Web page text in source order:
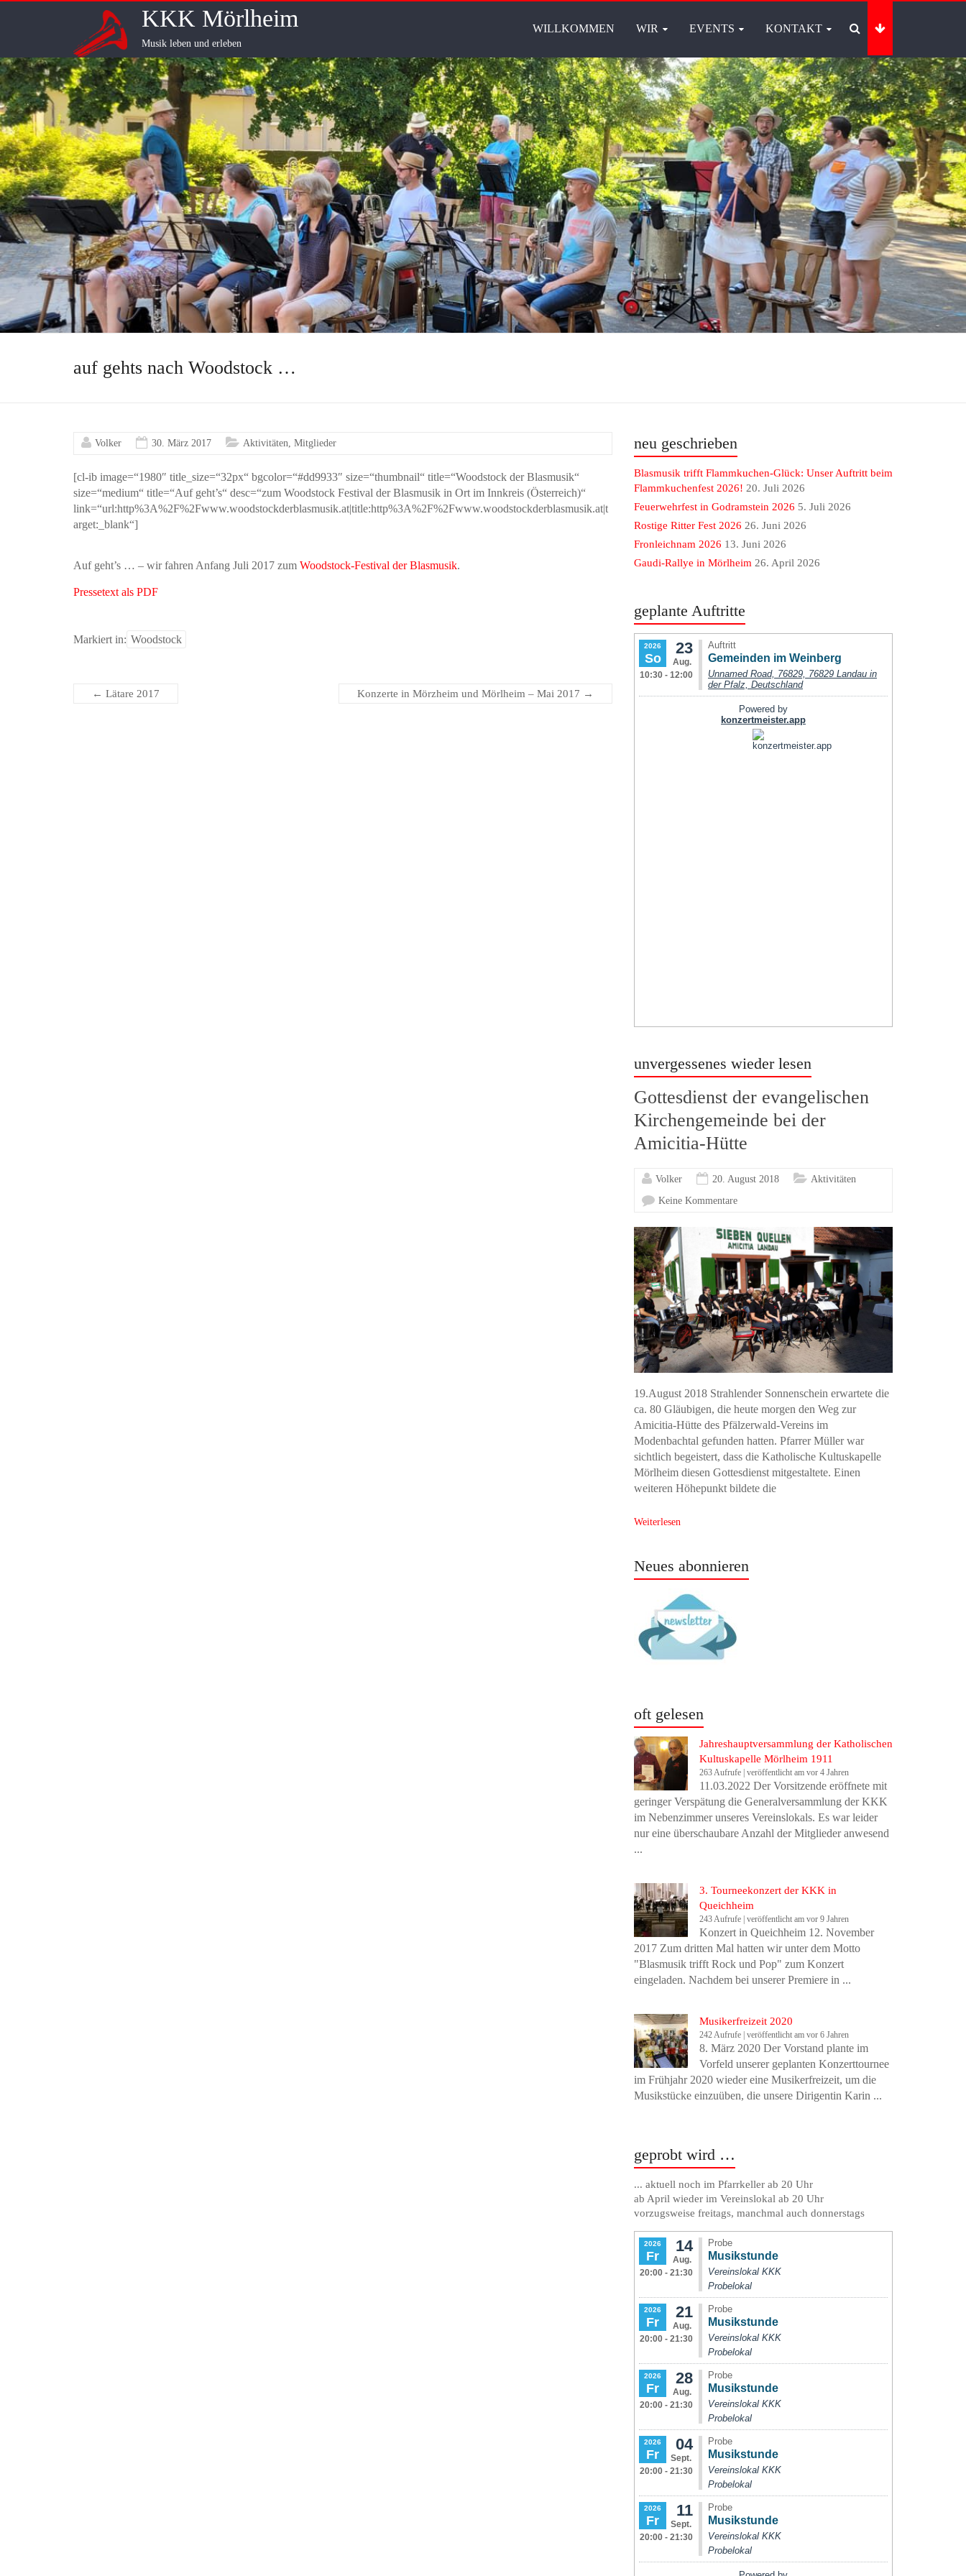
KKK Mörlheim
Musik leben und erleben
WILLKOMMEN WIR EVENTS KONTAKT
auf gehts nach Woodstock …
Volker 30. März 2017 Aktivitäten, Mitglieder
[cl-ib image=“1980″ title_size=“32px“ bgcolor=“#dd9933″ size=“thumbnail“ title=“Woodstock der Blasmusik“
size=“medium“ title=“Auf geht’s“ desc=“zum Woodstock Festival der Blasmusik in Ort im Innkreis (Österreich)“
link=“url:http%3A%2F%2Fwww.woodstockderblasmusik.at|title:http%3A%2F%2Fwww.woodstockderblasmusik.at|t
arget:_blank“]
Auf geht’s … – wir fahren Anfang Juli 2017 zum Woodstock-Festival der Blasmusik.
Pressetext als PDF
Markiert in: Woodstock
← Lätare 2017 Konzerte in Mörzheim und Mörlheim – Mai 2017 →
neu geschrieben
Blasmusik trifft Flammkuchen-Glück: Unser Auftritt beim
Flammkuchenfest 2026! 20. Juli 2026
Feuerwehrfest in Godramstein 2026 5. Juli 2026
Rostige Ritter Fest 2026 26. Juni 2026
Fronleichnam 2026 13. Juni 2026
Gaudi-Rallye in Mörlheim 26. April 2026
geplante Auftritte
unvergessenes wieder lesen
Gottesdienst der evangelischen
Kirchengemeinde bei der
Amicitia-Hütte
Volker 20. August 2018
Aktivitäten
Keine Kommentare
19.August 2018 Strahlender Sonnenschein erwartete die
ca. 80 Gläubigen, die heute morgen den Weg zur
Amicitia-Hütte des Pfälzerwald-Vereins im
Modenbachtal gefunden hatten. Pfarrer Müller war
sichtlich begeistert, dass die Katholische Kultuskapelle
Mörlheim diesen Gottesdienst mitgestaltete. Einen
weiteren Höhepunkt bildete die
Weiterlesen
Neues abonnieren
oft gelesen
Jahreshauptversammlung der Katholischen
Kultuskapelle Mörlheim 1911
263 Aufrufe |veröffentlicht am vor 4 Jahren
11.03.2022 Der Vorsitzende eröffnete mit
geringer Verspätung die Generalversammlung der KKK
im Nebenzimmer unseres Vereinslokals. Es war leider
nur eine überschaubare Anzahl der Mitglieder anwesend
...
3. Tourneekonzert der KKK in
Queichheim
243 Aufrufe |veröffentlicht am vor 9 Jahren
Konzert in Queichheim 12. November
2017 Zum dritten Mal hatten wir unter dem Motto
"Blasmusik trifft Rock und Pop" zum Konzert
eingeladen. Nachdem bei unserer Premiere in ...
Musikerfreizeit 2020
242 Aufrufe |veröffentlicht am vor 6 Jahren
8. März 2020 Der Vorstand plante im
Vorfeld unserer geplanten Konzerttournee
im Frühjahr 2020 wieder eine Musikerfreizeit, um die
Musikstücke einzuüben, die unsere Dirigentin Karin ...
geprobt wird …
... aktuell noch im Pfarrkeller ab 20 Uhr
ab April wieder im Vereinslokal ab 20 Uhr
vorzugsweise freitags, manchmal auch donnerstags